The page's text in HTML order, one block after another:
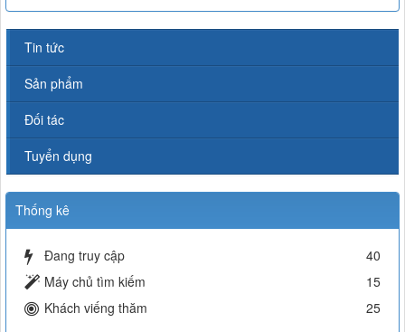
Tin tức
Sản phẩm
Đối tác
Tuyển dụng
Thống kê
Đang truy cập
40
Máy chủ tìm kiếm
15
Khách viếng thăm
25